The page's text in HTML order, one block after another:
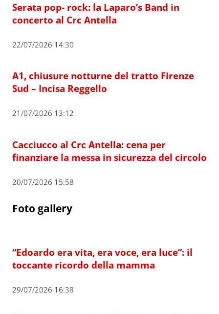
Serata pop- rock: la Laparo’s Band in
concerto al Crc Antella
22/07/2026 14:30
A1, chiusure notturne del tratto Firenze
Sud – Incisa Reggello
21/07/2026 13:12
Cacciucco al Crc Antella: cena per
finanziare la messa in sicurezza del circolo
20/07/2026 15:58
Foto gallery
“Edoardo era vita, era voce, era luce”: il
toccante ricordo della mamma
29/07/2026 16:38